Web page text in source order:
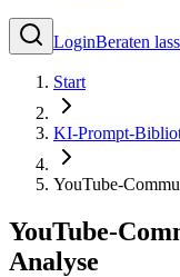
LoginBeraten
Start
KI-Prompt-
YouTube-
YouTube-
Analyse